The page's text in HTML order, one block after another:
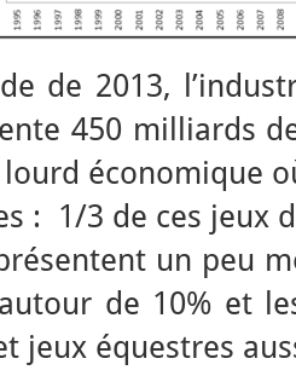
de 2013,
450 milliards
économique
: 1/3 de ces jeux
un peu
de 10% et
jeux équestres